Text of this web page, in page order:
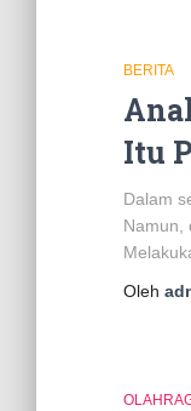
BERITA
Itu
Dalam
Namun,
Oleh